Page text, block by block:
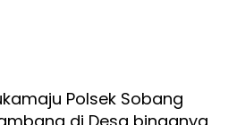
Polsek Sobang